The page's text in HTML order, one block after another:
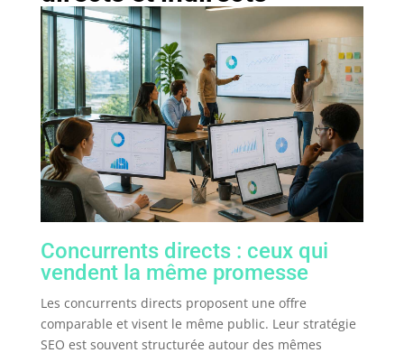
Concurrents directs : ceux qui
vendent la même promesse
Les concurrents directs proposent une offre
comparable et visent le même public. Leur stratégie
SEO est souvent structurée autour des mêmes